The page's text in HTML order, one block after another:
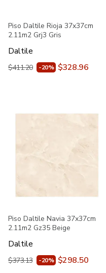
Piso Daltile Rioja 37x37cm
2.11m2 Grj3 Gris
Daltile
$411.20 -20% $328.96
Piso Daltile Navia 37x37cm
2.11m2 Gz35 Beige
Daltile
$373.13 -20% $298.50